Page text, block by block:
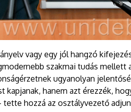
vagy egy jól hangzó
szakmai tudás mellett
ugyanolyan
kapjanak, hanem azt érezzék,
hozzá az osztályvezető